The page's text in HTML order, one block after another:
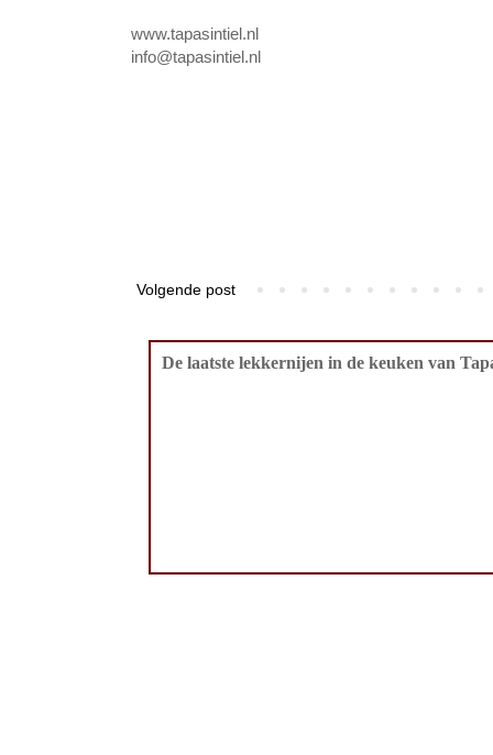
www.tapasintiel.nl
info@tapasintiel.nl
Volgende post
De laatste lekkernijen in de keuken van